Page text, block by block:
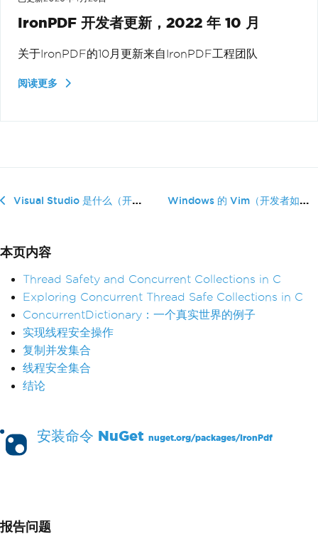
IronPDF 开发者更新，2022 年 10 月
关于IronPDF的10月更新来自IronPDF工程团队
阅读更多
Visual Studio 是什么（开发者如何使用） Windows 的 Vim（开发者如何�...
本页内容
Thread Safety and Concurrent Collections in C
Exploring Concurrent Thread Safe Collections in C
ConcurrentDictionary：一个真实世界的例子
实现线程安全操作
复制并发集合
线程安全集合
结论
安装命令 NuGet nuget.org/packages/IronPdf
报告问题